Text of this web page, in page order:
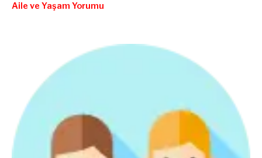
Aile ve Yaşam Yorumu